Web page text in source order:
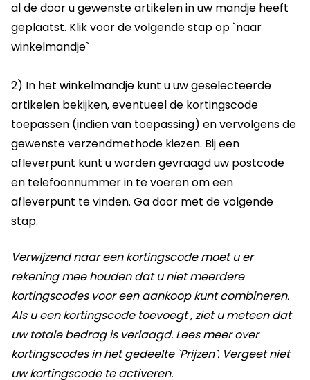
al de door u gewenste artikelen in uw mandje heeft
geplaatst. Klik voor de volgende stap op `naar
winkelmandje`
2) In het winkelmandje kunt u uw geselecteerde
artikelen bekijken, eventueel de kortingscode
toepassen (indien van toepassing) en vervolgens de
gewenste verzendmethode kiezen. Bij een
afleverpunt kunt u worden gevraagd uw postcode
en telefoonnummer in te voeren om een
afleverpunt te vinden. Ga door met de volgende
stap.
Verwijzend naar een kortingscode moet u er
rekening mee houden dat u niet meerdere
kortingscodes voor een aankoop kunt combineren.
Als u een kortingscode toevoegt , ziet u meteen dat
uw totale bedrag is verlaagd. Lees meer over
kortingscodes in het gedeelte `Prijzen`. Vergeet niet
uw kortingscode te activeren.